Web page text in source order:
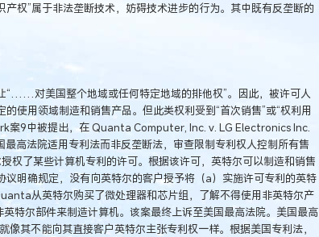
权”属于非法垄断技术，妨碍技术进步的行为。其中既有反垄断的
“……对美国整个地域或任何特定地域的排他权”。因此，被许可人
使用领域制造和销售产品。但此类权利受到“首次销售”或“权利用
案9中被提出，在 Quanta Computer, Inc. v. LG Electronics Inc.
高法院适用专利法而非反垄断法，审查限制专利权人控制所有售
权了某些计算机专利的许可。根据该许可，英特尔可以制造和销售
明确规定，没有向英特尔的客户授予将（a）实施许可专利的英特
从英特尔购买了微处理器和芯片组，了解不得使用非英特尔产
特尔部件来制造计算机。该案最终上诉至美国最高法院。美国最高
其不能向其直接客户英特尔主张专利权一样。根据美国专利法，